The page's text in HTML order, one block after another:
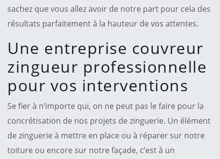
sachez que vous allez avoir de notre part pour cela des
résultats parfaitement à la hauteur de vos attentes.
Une entreprise couvreur
zingueur professionnelle
pour vos interventions
Se fier à n’importe qui, on ne peut pas le faire pour la
concrétisation de nos projets de zinguerie. Un élément
de zinguerie à mettre en place ou à réparer sur notre
toiture ou encore sur notre façade, c’est à un